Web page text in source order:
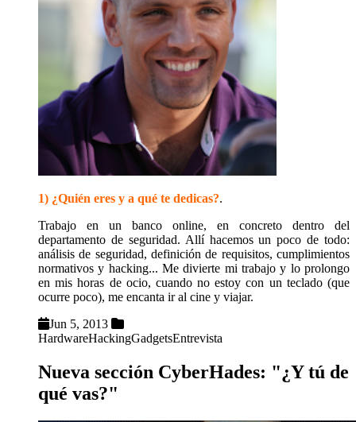
1) ¿Quién eres y a qué te dedicas?.
Trabajo en un banco online, en concreto dentro del
departamento de seguridad. Allí hacemos un poco de todo:
análisis de seguridad, definición de requisitos, cumplimientos
normativos y hacking... Me divierte mi trabajo y lo prolongo
en mis horas de ocio, cuando no estoy con un teclado (que
ocurre poco), me encanta ir al cine y viajar.
Jun 5, 2013
HardwareHackingGadgetsEntrevista
Nueva sección CyberHades: "¿Y tú de
qué vas?"